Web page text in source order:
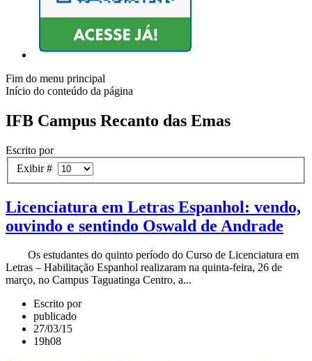
Fim do menu principal
Início do conteúdo da página
IFB Campus Recanto das Emas
Escrito por
Exibir #
Licenciatura em Letras Espanhol: vendo,
ouvindo e sentindo Oswald de Andrade
Os estudantes do quinto período do Curso de Licenciatura em
Letras – Habilitação Espanhol realizaram na quinta-feira, 26 de
março, no Campus Taguatinga Centro, a...
Escrito por
publicado
27/03/15
19h08